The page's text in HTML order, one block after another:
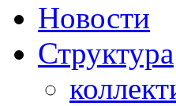
Новости
Структура